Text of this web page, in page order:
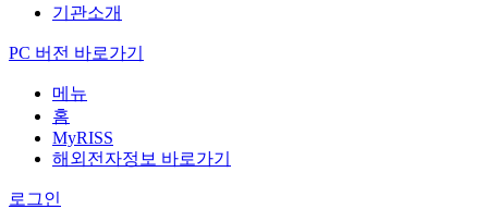
기관소개
PC 버전 바로가기
메뉴
홈
MyRISS
해외전자정보 바로가기
로그인